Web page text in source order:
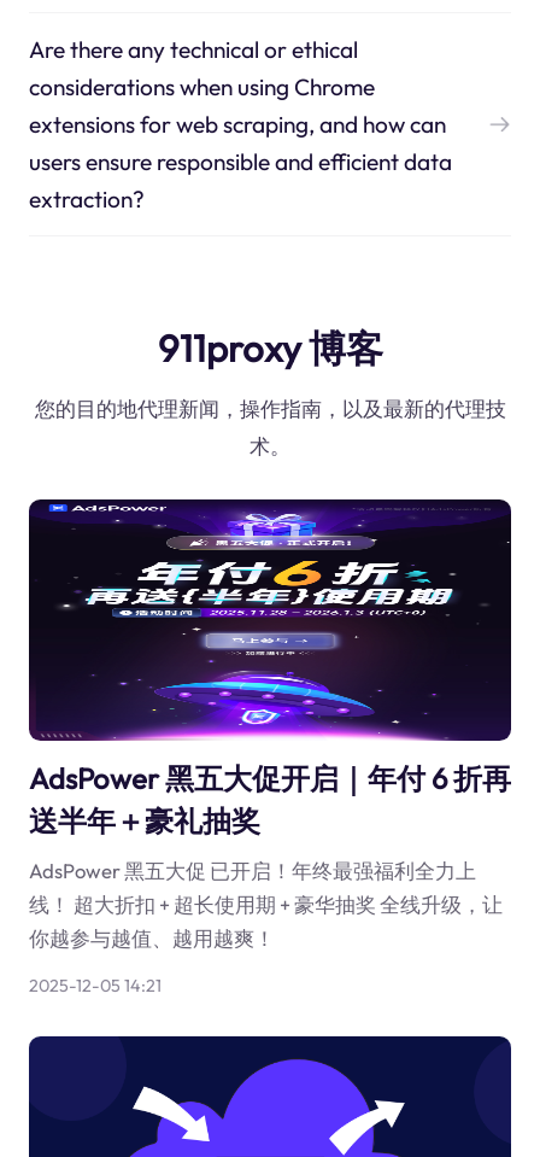
Are there any technical or ethical
considerations when using Chrome
extensions for web scraping, and how can
users ensure responsible and efficient data
extraction?
911proxy 博客
您的目的地代理新闻，操作指南，以及最新的代理技
术。
AdsPower 黑五大促开启｜年付 6 折再
送半年＋豪礼抽奖
AdsPower 黑五大促 已开启！年终最强福利全力上
线！ 超大折扣 + 超长使用期 + 豪华抽奖 全线升级，让
你越参与越值、越用越爽！
2025-12-05 14:21